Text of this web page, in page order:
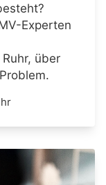
Experten
über